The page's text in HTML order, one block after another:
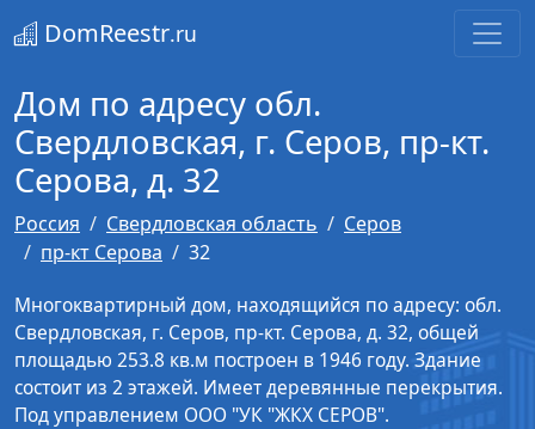
DomReestr.ru
Дом по адресу обл.
Свердловская, г. Серов, пр-кт.
Серова, д. 32
Россия Свердловская область
Серов
пр-кт Серова
32
Многоквартирный дом, находящийся по адресу: обл.
Свердловская, г. Серов, пр-кт. Серова, д. 32, общей
площадью 253.8 кв.м построен в 1946 году. Здание
состоит из 2 этажей. Имеет деревянные перекрытия.
Под управлением ООО "УК "ЖКХ СЕРОВ".